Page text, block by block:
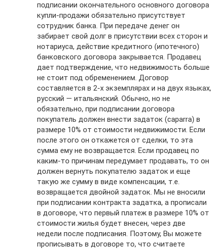
подписании окончательного основного договора
купли-продажи обязательно присутствует
сотрудник банка. При передаче денег он
забирает свой долг в присутствии всех сторон и
нотариуса, действие кредитного (ипотечного)
банковского договора закрывается. Продавец
дает подтверждение, что недвижимость больше
не стоит под обременением. Договор
составляется в 2-х экземплярах и на двух языках,
русский — итальянский. Обычно, но не
обязательно, при подписании договора
покупатель должен внести задаток (caparra) в
размере 10% от стоимости недвижимости. Если
после этого он откажется от сделки, то эта
сумма ему не возвращается. Если продавец по
каким-то причинам передумает продавать, то он
должен вернуть покупателю задаток и еще
такую же сумму в виде компенсации, т.е.
возвращается двойной задаток. Мы не вносили
при подписании контракта задатка, а прописали
в договоре, что первый платеж в размере 10% от
стоимости жилья будет внесен, через две
недели после подписания. Поэтому, Вы можете
прописывать в договоре то, что считаете